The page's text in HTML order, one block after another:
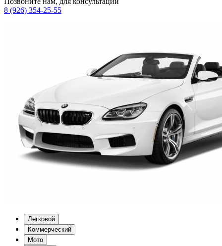
8 (926) 354-25-55
Легковой
Коммерческий
Мото